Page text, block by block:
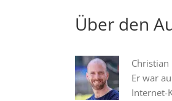
Über den
Christian
Er war
Internet-